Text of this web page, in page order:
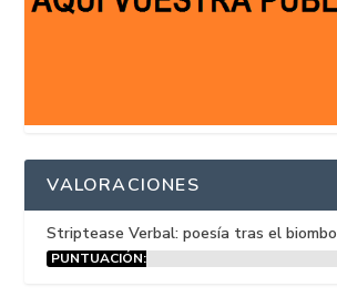
VALORACIONES
Striptease Verbal: poesía tras el biombo
PUNTUACIÓN: